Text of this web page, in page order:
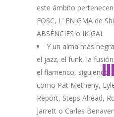
este ámbito
FOSC, L’ ENIGMA de
ABSÈNCIES o IKIGAI.
Y un alma más
el jazz, el funk, la
el flamenco, siguiendo
como Pat Metheny,
Report, Steps Ahead,
Jarrett o Carles